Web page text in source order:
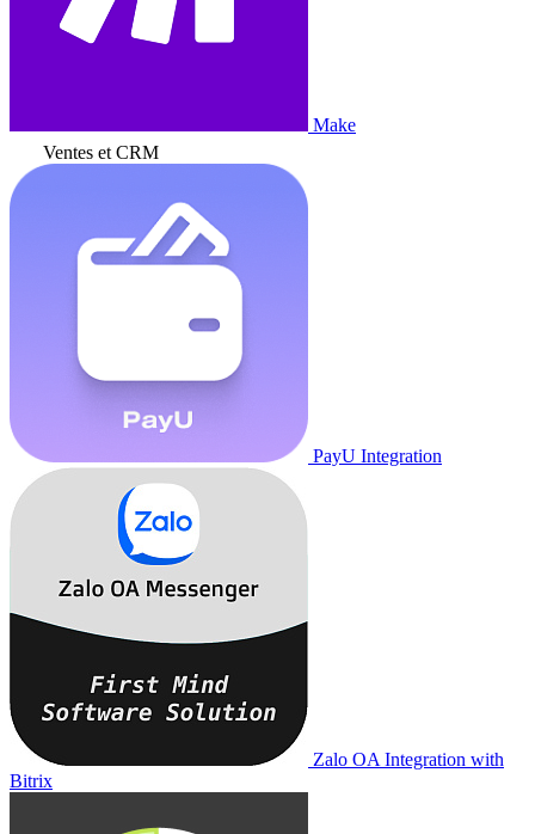
Make
Ventes et CRM
PayU Integration
Zalo OA Integration with
Bitrix